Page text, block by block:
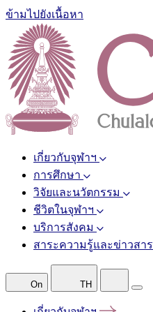
ข้ามไปยังเนื้อหา
เกี่ยวกับจุฬาฯ
การศึกษา
วิจัยและนวัตกรรม
ชีวิตในจุฬาฯ
บริการสังคม
สาระความรู้และข่าวสาร
On TH